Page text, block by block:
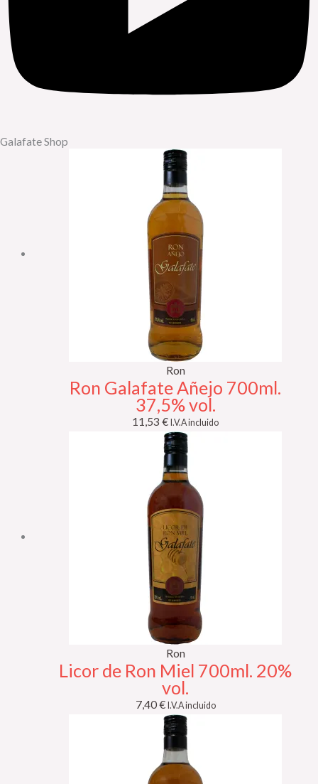
Galafate Shop
Ron
Ron Galafate Añejo 700ml.
37,5% vol.
11,53€ I.V.A incluido
Ron
Licor de Ron Miel 700ml. 20%
vol.
7,40€ I.V.A incluido